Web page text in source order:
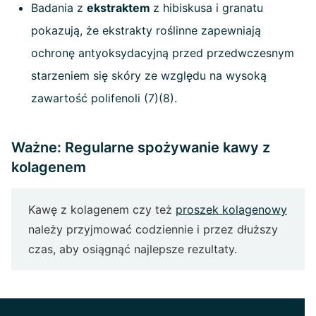
Badania z ekstraktem z hibiskusa i granatu
pokazują, że ekstrakty roślinne zapewniają
ochronę antyoksydacyjną przed przedwczesnym
starzeniem się skóry ze względu na wysoką
zawartość polifenoli (7)(8).
Ważne: Regularne spożywanie kawy z
kolagenem
Kawę z kolagenem czy też proszek kolagenowy
należy przyjmować codziennie i przez dłuższy
czas, aby osiągnąć najlepsze rezultaty.